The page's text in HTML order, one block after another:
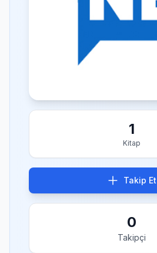
1
Kitap
Takip Et
0
Takipçi